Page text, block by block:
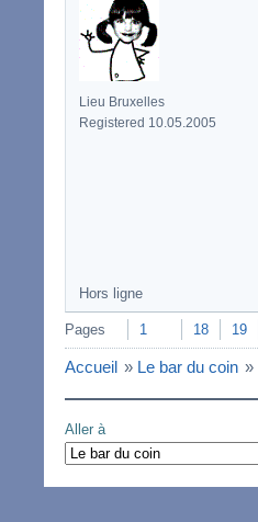
Lieu Bruxelles
Registered 10.05.2005
Hors ligne
Pages 1 18 19
Accueil » Le bar du coin »
Aller à